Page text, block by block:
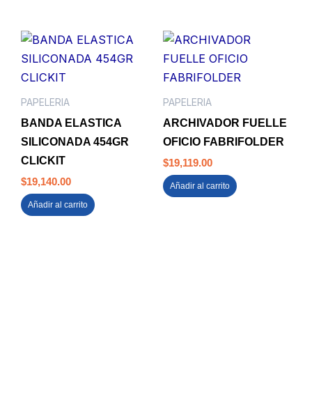
PAPELERIA
BANDA ELASTICA
SILICONADA 454GR
CLICKIT
$19,140.00
Añadir al carrito
PAPELERIA
ARCHIVADOR FUELLE
OFICIO FABRIFOLDER
$19,119.00
Añadir al carrito